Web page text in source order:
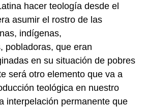
hacer teología desde el
asumir el rostro de las
indígenas,
pobladoras, que eran
en su situación de pobres
será otro elemento que va a
teológica en nuestro
interpelación permanente que